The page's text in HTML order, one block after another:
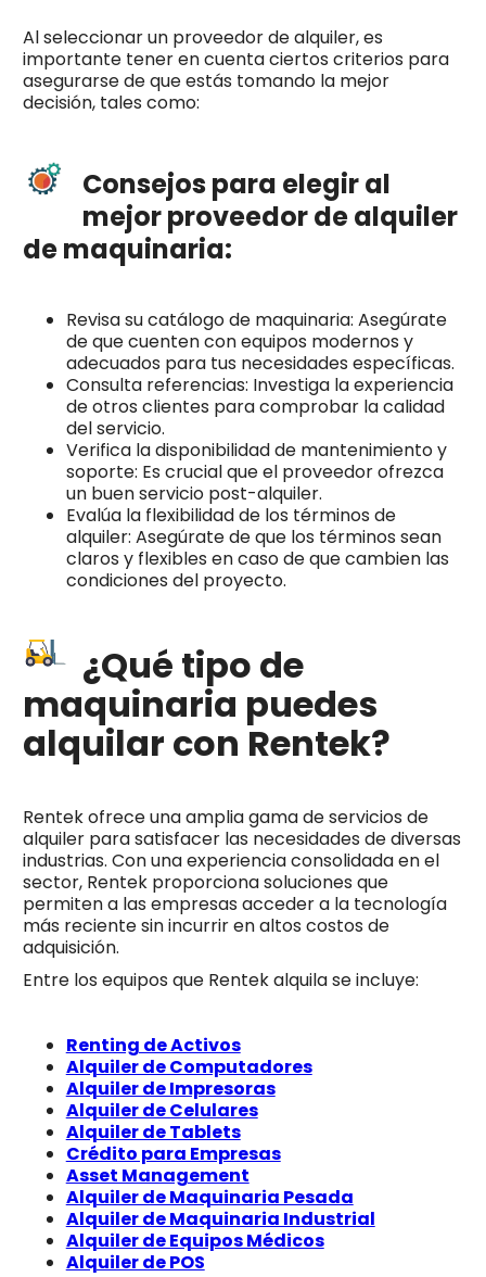
Al seleccionar un proveedor de alquiler, es
importante tener en cuenta ciertos criterios para
asegurarse de que estás tomando la mejor
decisión, tales como:
Consejos para elegir al
mejor proveedor de alquiler
de maquinaria:
Revisa su catálogo de maquinaria: Asegúrate
de que cuenten con equipos modernos y
adecuados para tus necesidades específicas.
Consulta referencias: Investiga la experiencia
de otros clientes para comprobar la calidad
del servicio.
Verifica la disponibilidad de mantenimiento y
soporte: Es crucial que el proveedor ofrezca
un buen servicio post-alquiler.
Evalúa la flexibilidad de los términos de
alquiler: Asegúrate de que los términos sean
claros y flexibles en caso de que cambien las
condiciones del proyecto.
¿Qué tipo de
maquinaria puedes
alquilar con Rentek?
Rentek ofrece una amplia gama de servicios de
alquiler para satisfacer las necesidades de diversas
industrias. Con una experiencia consolidada en el
sector, Rentek proporciona soluciones que
permiten a las empresas acceder a la tecnología
más reciente sin incurrir en altos costos de
adquisición.
Entre los equipos que Rentek alquila se incluye:
Renting de Activos
Alquiler de Computadores
Alquiler de Impresoras
Alquiler de Celulares
Alquiler de Tablets
Crédito para Empresas
Asset Management
Alquiler de Maquinaria Pesada
Alquiler de Maquinaria Industrial
Alquiler de Equipos Médicos
Alquiler de POS